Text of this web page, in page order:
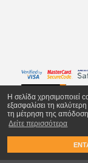
Η σελίδα χρησιμοποιεί
εξασφαλίσει τη
τη μέτρηση της
Δείτε περισσότερα
© 2020